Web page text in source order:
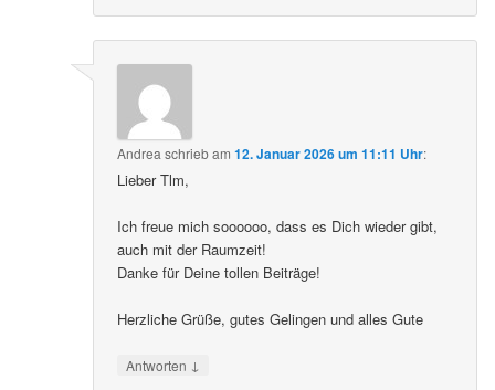
Andrea schriebam12. Januar 2026 um 11:11 Uhr:
Lieber Tlm,
Ich freue mich soooooo, dass es Dich wieder gibt,
auch mit der Raumzeit!
Danke für Deine tollen Beiträge!
Herzliche Grüße, gutes Gelingen und alles Gute
Antworten ↓